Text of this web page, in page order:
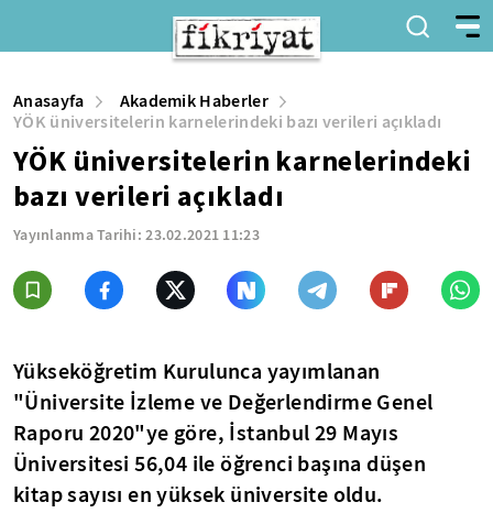
Anasayfa
Akademik Haberler
YÖK üniversitelerin karnelerindeki bazı verileri açıkladı
YÖK üniversitelerin karnelerindeki
bazı verileri açıkladı
Yayınlanma Tarihi:23.02.2021 11:23
Yükseköğretim Kurulunca yayımlanan
"Üniversite İzleme ve Değerlendirme Genel
Raporu 2020"ye göre, İstanbul 29 Mayıs
Üniversitesi 56,04 ile öğrenci başına düşen
kitap sayısı en yüksek üniversite oldu.